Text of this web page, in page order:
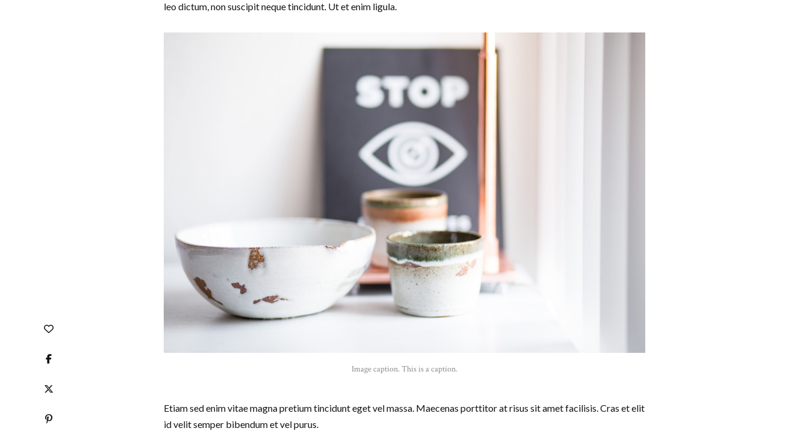
leo dictum, non suscipit neque tincidunt. Ut et enim ligula.
Image caption. This is a caption.
Etiam sed enim vitae magna pretium tincidunt eget vel massa. Maecenas porttitor at risus sit amet facilisis. Cras et elit
id velit semper bibendum et vel purus.